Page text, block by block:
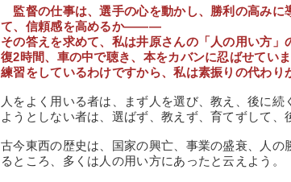
監督の仕事は、選手の心を動かし、勝利の高みに
て、信頼感を高めるか―――
その答えを求めて、私は井原さんの「人の用い方
復2時間、車の中で聴き、本をカバンに忍ばせてい
練習をしているわけですから、私は素振りの代わり
人をよく用いる者は、まず人を選び、教え、後に
ようとしない者は、選ばず、教えず、育てずして、
古今東西の歴史は、国家の興亡、事業の盛衰、人の
るところ、多くは人の用い方にあったと云えよう。